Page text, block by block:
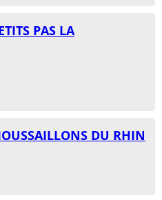
PAS LA
DU RHIN